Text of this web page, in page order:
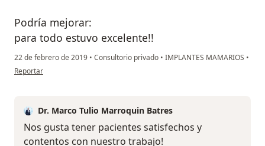
Podría mejorar:
para todo estuvo excelente!!
22 de febrero de 2019 • Consultorio privado • IMPLANTES MAMARIOS •
en opinión del usuario Cuenta eliminada
Reportar
Dr. Marco Tulio Marroquin Batres
Nos gusta tener pacientes satisfechos y
contentos con nuestro trabajo!